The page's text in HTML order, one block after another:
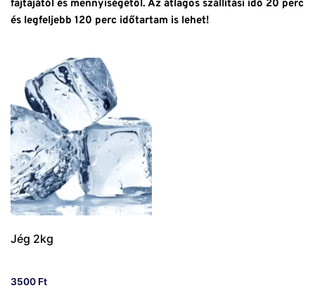
Jég 2kg
3500 Ft
fajtájától és mennyiségétől. Az átlagos szállítási idő 20 perc
és legfeljebb 120 perc időtartam is lehet!